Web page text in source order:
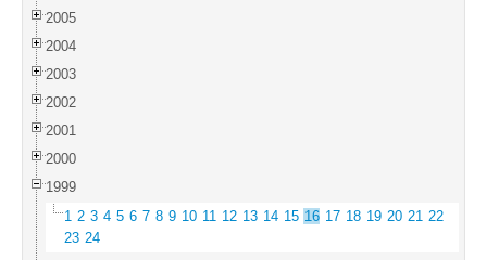
2005
2004
2003
2002
2001
2000
1999
1 2 3 4 5 6 7 8 9 10 11 12 13 14 15 16 17 18 19 20 21 22
23 24